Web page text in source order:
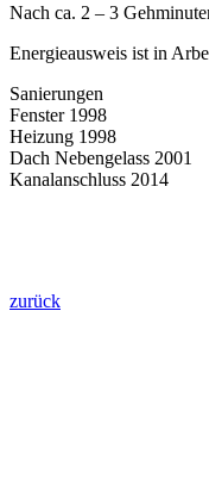
Nach ca. 2 – 3
Energieausweis ist in
Sanierungen
Fenster 1998
Heizung 1998
Dach Nebengelass 2001
Kanalanschluss 2014
zurück